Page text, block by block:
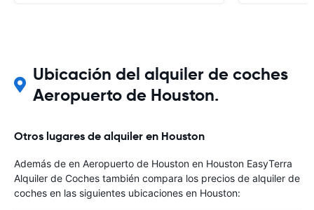
Ubicación del alquiler de coches
Aeropuerto de Houston.
Otros lugares de alquiler en Houston
Además de en Aeropuerto de Houston en Houston EasyTerra
Alquiler de Coches también compara los precios de alquiler de
coches en las siguientes ubicaciones en Houston: